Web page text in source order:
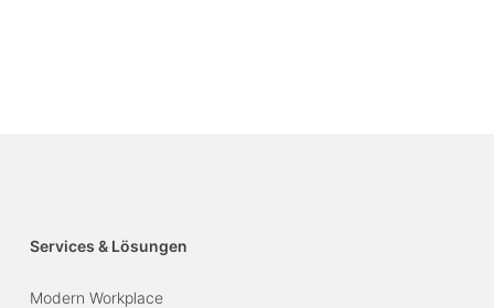
Services & Lösungen
Modern Workplace